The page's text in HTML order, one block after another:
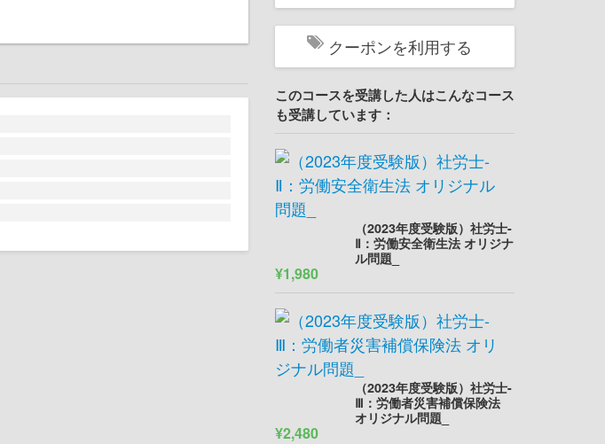
クーポンを利用する
このコースを受講した人はこんなコース
も受講しています：
（2023年度受験版）社労士-
Ⅱ：労働安全衛生法 オリジナ
ル問題_
¥1,980
（2023年度受験版）社労士-
Ⅲ：労働者災害補償保険法
オリジナル問題_
¥2,480